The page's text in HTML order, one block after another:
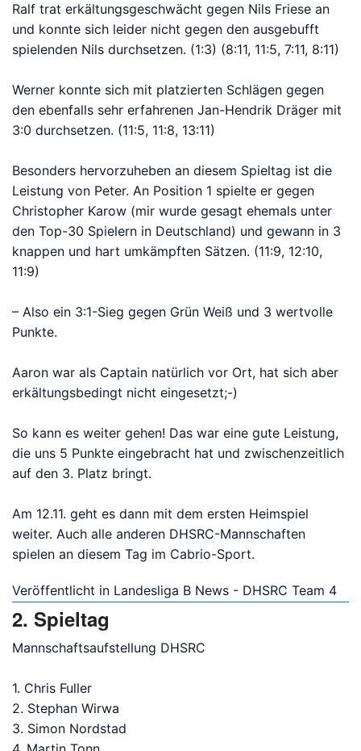
Ralf trat erkältungsgeschwächt gegen Nils Friese an
und konnte sich leider nicht gegen den ausgebufft
spielenden Nils durchsetzen. (1:3) (8:11, 11:5, 7:11, 8:11)
Werner konnte sich mit platzierten Schlägen gegen
den ebenfalls sehr erfahrenen Jan-Hendrik Dräger mit
3:0 durchsetzen. (11:5, 11:8, 13:11)
Besonders hervorzuheben an diesem Spieltag ist die
Leistung von Peter. An Position 1 spielte er gegen
Christopher Karow (mir wurde gesagt ehemals unter
den Top-30 Spielern in Deutschland) und gewann in 3
knappen und hart umkämpften Sätzen. (11:9, 12:10,
11:9)
– Also ein 3:1-Sieg gegen Grün Weiß und 3 wertvolle
Punkte.
Aaron war als Captain natürlich vor Ort, hat sich aber
erkältungsbedingt nicht eingesetzt;-)
So kann es weiter gehen! Das war eine gute Leistung,
die uns 5 Punkte eingebracht hat und zwischenzeitlich
auf den 3. Platz bringt.
Am 12.11. geht es dann mit dem ersten Heimspiel
weiter. Auch alle anderen DHSRC-Mannschaften
spielen an diesem Tag im Cabrio-Sport.
Veröffentlicht in Landesliga B News - DHSRC Team 4
2. Spieltag
Mannschaftsaufstellung DHSRC
1. Chris Fuller
2. Stephan Wirwa
3. Simon Nordstad